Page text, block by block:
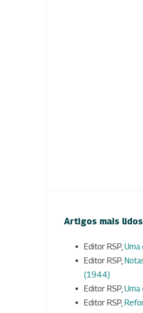
Artigos mais
Editor RSP, Uma
Editor RSP,
(1944)
Editor RSP, Uma
Editor RSP,